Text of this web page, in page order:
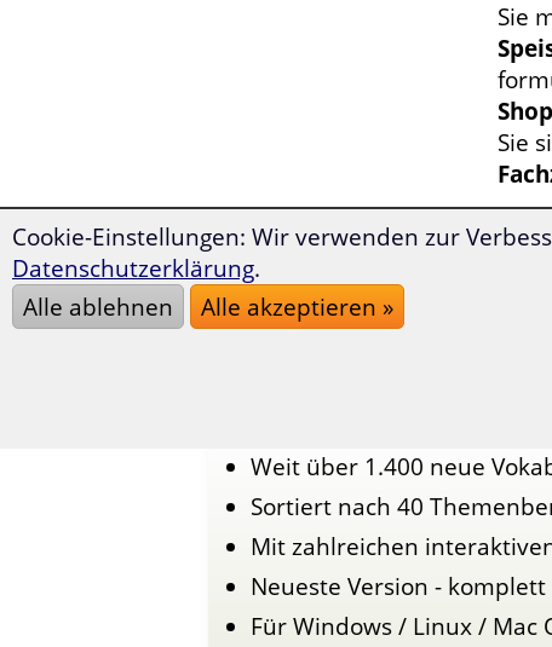
Sie
Sie
Weit über 1.400 neue
Sortiert nach 40
Mit zahlreichen
Neueste Version -
Für Windows / Linux / Mac
Cookie-Einstellungen: Wir verwenden zur
Datenschutzerklärung.
Alle ablehnen
Alle akzeptieren »